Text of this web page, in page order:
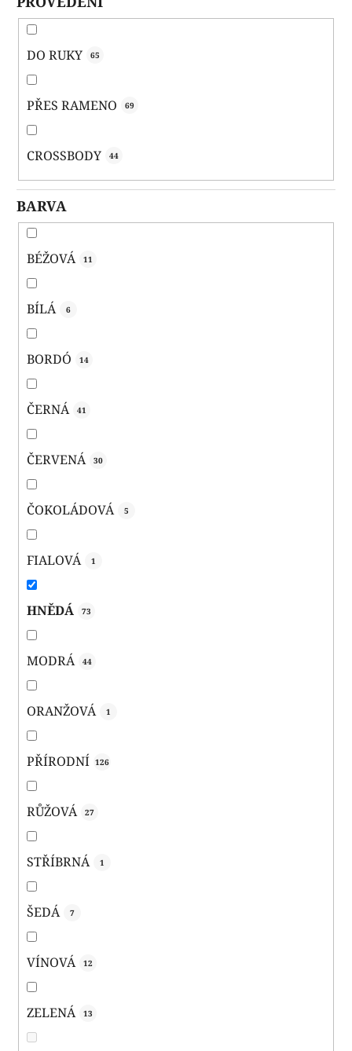
DO RUKY 65
PŘES RAMENO 69
CROSSBODY 44
BARVA
BÉŽOVÁ 11
BÍLÁ 6
BORDÓ 14
ČERNÁ 41
ČERVENÁ 30
ČOKOLÁDOVÁ 5
FIALOVÁ 1
HNĚDÁ 73
MODRÁ 44
ORANŽOVÁ 1
PŘÍRODNÍ 126
RŮŽOVÁ 27
STŘÍBRNÁ 1
ŠEDÁ 7
VÍNOVÁ 12
ZELENÁ 13